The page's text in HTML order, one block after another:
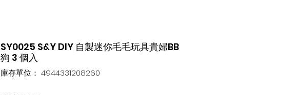
SY0025 S&Y DIY 自製迷你毛毛玩具貴婦BB
狗 3 個入
庫存單位： 4944331208260